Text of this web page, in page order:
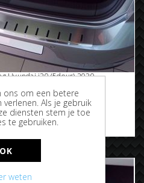
Hyundai i20 (5deur) 2020-
ons om een betere
Als je gebruik
diensten stem je toe
te gebruiken.
OK
weten